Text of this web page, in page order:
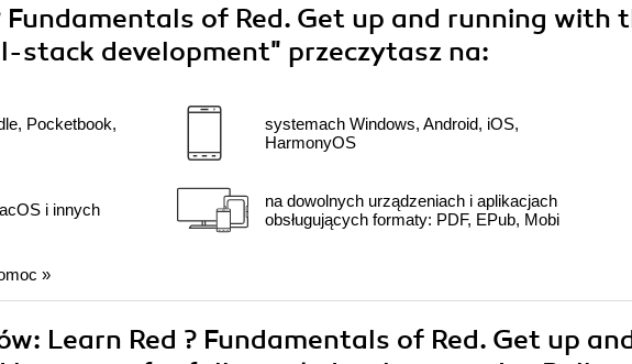
Fundamentals of Red. Get up and running with
stack development" przeczytasz na:
Pocketbook,
i innych
systemach Windows, Android, iOS,
HarmonyOS
na dowolnych urządzeniach i aplikacjach
obsługujących formaty: PDF, EPub, Mobi
»
Learn Red ? Fundamentals of Red. Get up